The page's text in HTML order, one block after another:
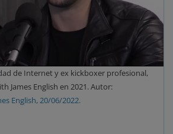
de Internet y ex kickboxer profesional,
James English en 2021. Autor:
English, 20/06/2022.